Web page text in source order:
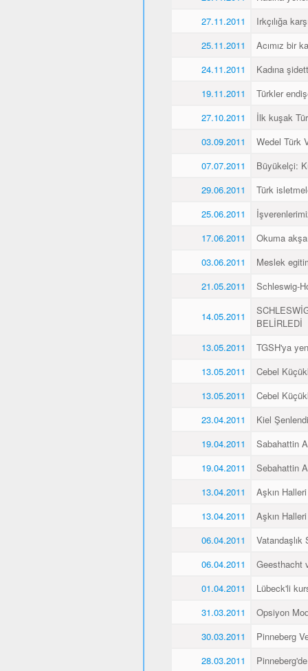
27.11.2011
Irkçılığa
25.11.2011
Acımız bir
24.11.2011
Kadına
19.11.2011
Türkler
27.10.2011
İlk kuşak
03.09.2011
Wedel Türk
07.07.2011
Büyükelçi:
29.06.2011
Türk
25.06.2011
17.06.2011
Okuma
03.06.2011
Meslek
21.05.2011
Schleswig-
14.05.2011
BELİRLEDİ
13.05.2011
TGSH'ya
13.05.2011
Cebel
13.05.2011
Cebel
23.04.2011
Kiel Şenlendi
19.04.2011
Sabahattin
19.04.2011
Sebahattin
13.04.2011
Aşkın Halleri
13.04.2011
Aşkın
06.04.2011
Vatandaşlık
06.04.2011
Geesthacht
01.04.2011
Lübeck'li
31.03.2011
Opsiyon
30.03.2011
Pinneberg
28.03.2011